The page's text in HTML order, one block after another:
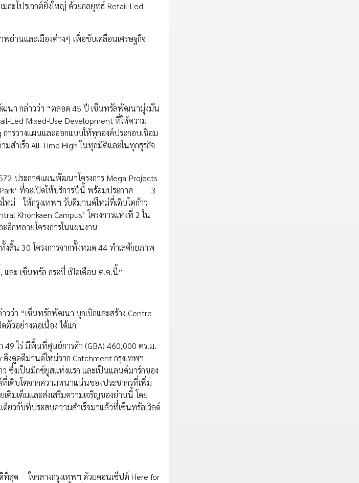
กะโปรเจกต์ยิ่งใหญ่ ด้วยกลยุทธ์ Retail-Led
ย่านและเมืองต่างๆ เพื่อขับเคลื่อนเศรษฐกิจ
ฒนา กล่าวว่า “ตลอด 45 ปี เซ็นทรัลพัฒนามุ่งมั่น
Led Mixed-Use Development ที่ให้ความ
ารวางแผนและออกแบบให้ทุกองค์ประกอบเชื่อม
ำเร็จ All-Time High ในทุกมิติและในทุกธุรกิจ
ประกาศแผนพัฒนาโครงการ Mega Projects
Park’ ที่จะเปิดให้บริการปีนี้ พร้อมประกาศ 3
ใหม่ ให้กรุงเทพฯ รับดีมานด์ใหม่ที่เติบโตก้าว
Khonkaen Campus’ โครงการแห่งที่ 2 ใน
กหลายโครงการในแผนงาน
สิ้น 30 โครงการจากทั้งหมด 44 ทำเลศักยภาพ
ละ เซ็นทรัล กระบี่ เปิดเดือน ต.ค.นี้”
ว่า “เซ็นทรัลพัฒนา บุกเบิกและสร้าง Centre
ตัวอย่างต่อเนื่อง ได้แก่
49 ไร่ มีพื้นที่ศูนย์การค้า (GBA) 460,000 ตร.ม.
งดูดดีมานด์ใหม่จาก Catchment กรุงเทพฯ
ซึ่งเป็นมิกซ์ยูสแห่งแรก และเป็นแลนด์มาร์กของ
เติบโตจากความหนาแน่นของประชากรที่เพิ่ม
มเต็มและส่งเสริมความเจริญของย่านนี้ โดย
ยวกับที่ประสบความสำเร็จมาแล้วที่เซ็นทรัลเวิลด์
ที่สุด ใจกลางกรุงเทพฯ ด้วยคอนเซ็ปต์ Here for